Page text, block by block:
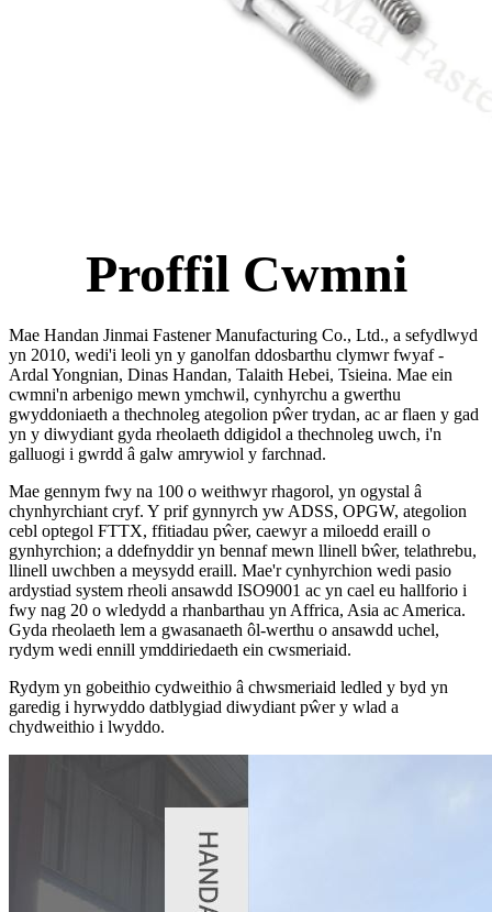
Proffil Cwmni
Mae Handan Jinmai Fastener Manufacturing Co., Ltd., a sefydlwyd
yn 2010, wedi'i leoli yn y ganolfan ddosbarthu clymwr fwyaf -
Ardal Yongnian, Dinas Handan, Talaith Hebei, Tsieina. Mae ein
cwmni'n arbenigo mewn ymchwil, cynhyrchu a gwerthu
gwyddoniaeth a thechnoleg ategolion pŵer trydan, ac ar flaen y gad
yn y diwydiant gyda rheolaeth ddigidol a thechnoleg uwch, i'n
galluogi i gwrdd â galw amrywiol y farchnad.
Mae gennym fwy na 100 o weithwyr rhagorol, yn ogystal â
chynhyrchiant cryf. Y prif gynnyrch yw ADSS, OPGW, ategolion
cebl optegol FTTX, ffitiadau pŵer, caewyr a miloedd eraill o
gynhyrchion; a ddefnyddir yn bennaf mewn llinell bŵer, telathrebu,
llinell uwchben a meysydd eraill. Mae'r cynhyrchion wedi pasio
ardystiad system rheoli ansawdd ISO9001 ac yn cael eu hallforio i
fwy nag 20 o wledydd a rhanbarthau yn Affrica, Asia ac America.
Gyda rheolaeth lem a gwasanaeth ôl-werthu o ansawdd uchel,
rydym wedi ennill ymddiriedaeth ein cwsmeriaid.
Rydym yn gobeithio cydweithio â chwsmeriaid ledled y byd yn
garedig i hyrwyddo datblygiad diwydiant pŵer y wlad a
chydweithio i lwyddo.